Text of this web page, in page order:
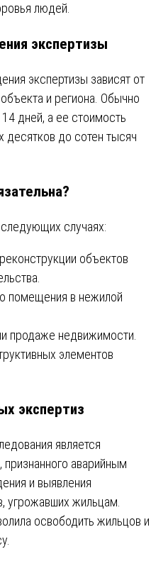
людей.
экспертизы
экспертизы зависят от
и региона. Обычно
дней, а ее стоимость
десятков до сотен тысяч
случаях:
объектов
помещения в нежилой
продаже недвижимости.
элементов
экспертиз
является
признанного аварийным
и выявления
угрожавших жильцам.
освободить жильцов и